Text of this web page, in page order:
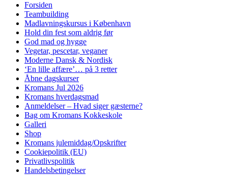
Forsiden
Teambuilding
Madlavningskursus i København
Hold din fest som aldrig før
God mad og hygge
Vegetar, pescetar, veganer
Moderne Dansk & Nordisk
‘En lille affære’… på 3 retter
Åbne dagskurser
Kromans Jul 2026
Kromans hverdagsmad
Anmeldelser – Hvad siger gæsterne?
Bag om Kromans Kokkeskole
Galleri
Shop
Kromans julemiddag/Opskrifter
Cookiepolitik (EU)
Privatlivspolitik
Handelsbetingelser